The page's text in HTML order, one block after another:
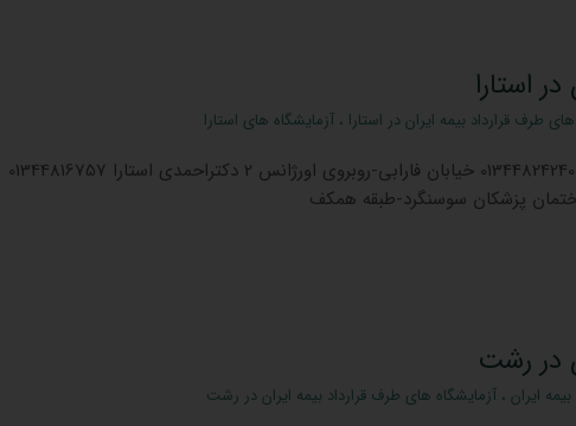
استارا
طرف قرارداد بیمه ایران در استارا ، آزمایشگاه های استارا
دکتر پوریوسف آزمايشگاه 01344824240 خیابان فارابی-روبروی اورژانس 2 دکتراحمدی استارا 01344816757
پزشکان سوسنگرد-طبقه همکف
در رشت
بیمه ایران ، آزمایشگاه های طرف قرارداد بیمه ایران در رشت